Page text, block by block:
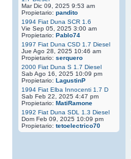
Mar Dic 09, 2025 9:53 am
Propietario: pandito
1994 Fiat Duna SCR 1.6
Vie Sep 05, 2025 3:00 am
Propietario: Pablo74
1997 Fiat Duna CSD 1.7 Diesel
Jue Ago 28, 2025 10:46 am
Propietario: serquero
2000 Fiat Duna S 1.7 Diesel
Sab Ago 16, 2025 10:09 pm
Propietario: LagustinP
1994 Fiat Elba Innocenti 1.7 D
Sab Feb 22, 2025 4:47 pm
Propietario: MatiRamone
1992 Fiat Duna SDL 1.3 Diesel
Dom Feb 09, 2025 10:09 pm
Propietario: tetoelectrico70